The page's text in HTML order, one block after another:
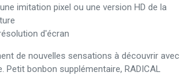
imitation pixel ou une version HD de la
d'écran
de nouvelles sensations à découvrir avec
Petit bonbon supplémentaire, RADICAL